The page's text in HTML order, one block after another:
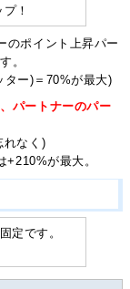
！
のポイント上昇パー
。
ター)＝70%が最大)
パートナーのパー
れなく)
が最大。
定です。